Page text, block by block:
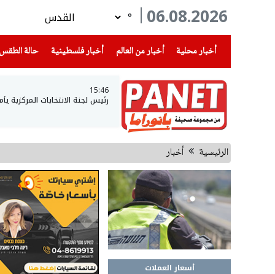
06.08.2026
°
أخبار محلية
(current) أخبار من العالم أخبار فلسطينية(current) حالة الطقس
15:46
رئيس لجنة الانتخابات
الرئيسية أخبار
أسعار العملات